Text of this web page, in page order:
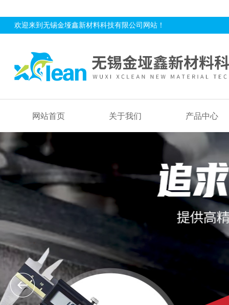
欢迎来到无锡金垭鑫新材料科技有限公司网站！
网站首页 关于我们 产品中心